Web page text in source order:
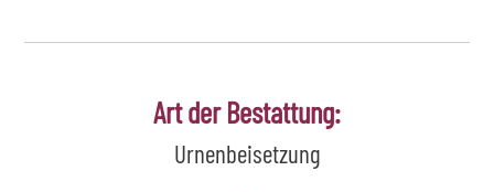
Art der Bestattung:
Urnenbeisetzung